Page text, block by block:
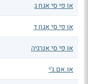
או פי סי אגח ג
או פי סי אגח ד
או פי סי אנרגיה
או.אם.ג'י